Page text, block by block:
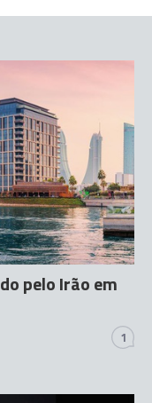
pelo Irão em
1